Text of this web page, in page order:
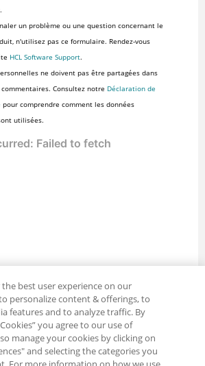
un problème ou une question concernant le
n'utilisez pas ce formulaire. Rendez-vous
HCL Software Support.
ne doivent pas être partagées dans
Consultez notre Déclaration de
pour comprendre comment les données
utilisées.
the best user experience on our
personalize content & offerings, to
features and to analyze traffic. By
you agree to our use of
manage your cookies by clicking on
and selecting the categories you